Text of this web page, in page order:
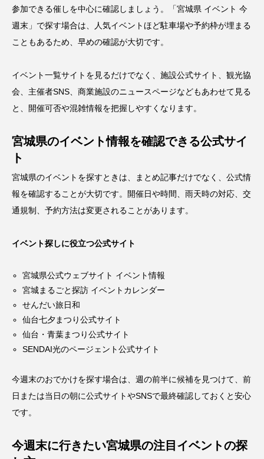
参加できる催しを中心に確認しましょう。「宮城県 イベント 今
週末」で探す場合は、人気イベントほど駐車場や予約枠が埋まる
こともあるため、早めの確認が大切です。
イベント一覧サイトを見るだけでなく、施設公式サイト、観光協
会、主催者SNS、商業施設のニュースページなどもあわせて見る
と、開催可否や混雑情報を把握しやすくなります。
宮城県のイベント情報を確認できる公式サイ
ト
宮城県のイベントを探すときは、まとめ記事だけでなく、公式情
報を確認することが大切です。開催日や時間、雨天時の対応、交
通規制、予約方法は変更されることがあります。
イベント探しに役立つ公式サイト
宮城県公式ウェブサイト イベント情報
宮城まるごと探訪 イベントカレンダー
せんだい旅日和
仙台七夕まつり公式サイト
仙台・青葉まつり公式サイト
SENDAI光のページェント公式サイト
今週末のおでかけを探す場合は、週の前半に候補を見つけて、前
日または当日の朝に公式サイトやSNSで最終確認しておくと安心
です。
今週末に行きたい宮城県の注目イベントの探